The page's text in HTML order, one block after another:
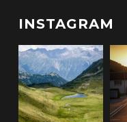
INSTAGRAM